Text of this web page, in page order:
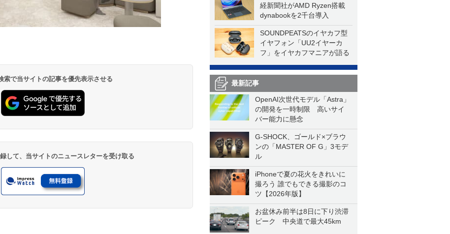
経新聞社がAMD Ryzen搭載
dynabookを2千台導入
SOUNDPEATSのイヤカフ型
イヤフォン「UU2イヤーカ
フ」をイヤカフマニアが語る
最新記事
OpenAI次世代モデル「Astra」
の開発を一時制限 高いサイ
バー能力に懸念
G-SHOCK、ゴールド×ブラウ
ンの「MASTER OF G」3モデ
ル
iPhoneで夏の花火をきれいに
撮ろう 誰でもできる撮影のコ
ツ【2026年版】
お盆休み前半は8日に下り渋滞
ピーク 中央道で最大45km
索で当サイトの記事を優先表示させる
して、当サイトのニュースレターを受け取る